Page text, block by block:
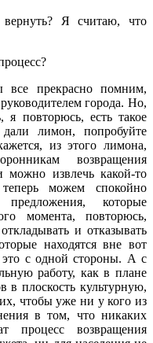
Я считаю, что
прекрасно помним,
города. Но,
повторюсь, есть такое
лимон, попробуйте
из этого лимона,
возвращения
можно извлечь какой-то
можем спокойно
которые
момента, повторюсь,
и отказывать
находятся вне вот
это с одной стороны. А с
работу, как в плане
в плоскость культурную,
чтобы уже ни у кого из
в том, что никаких
процесс возвращения